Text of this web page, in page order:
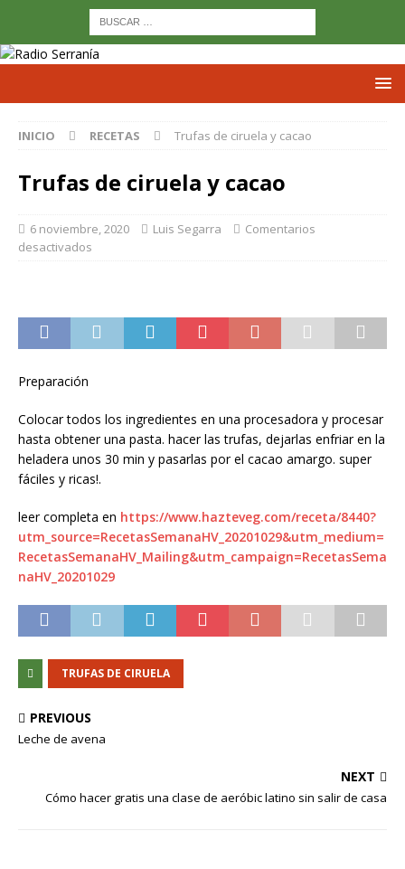
INICIO RECETAS Trufas de ciruela y cacao
Trufas de ciruela y cacao
6 noviembre, 2020 Luis Segarra
Comentarios
desactivados
Preparación
Colocar todos los ingredientes en una procesadora y procesar
hasta obtener una pasta. hacer las trufas, dejarlas enfriar en la
heladera unos 30 min y pasarlas por el cacao amargo. super
fáciles y ricas!.
leer completa en https://www.hazteveg.com/receta/8440?
utm_source=RecetasSemanaHV_20201029&utm_medium=
RecetasSemanaHV_Mailing&utm_campaign=RecetasSema
naHV_20201029
TRUFAS DE CIRUELA
PREVIOUS
Leche de avena
NEXT
Cómo hacer gratis una clase de aeróbic latino sin salir de casa